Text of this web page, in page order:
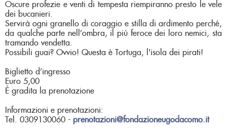
Oscure profezie e venti di tempesta riempiranno presto le vele
dei bucanieri.
Servirà ogni granello di coraggio e stilla di ardimento perché,
da qualche parte nell’ombra, il più feroce dei loro nemici, sta
tramando vendetta.
Possibili guai? Ovvio! Questa è Tortuga, l'isola dei pirati!
Biglietto d’ingresso
Euro 5,00
È gradita la prenotazione
Informazioni e prenotazioni:
Tel. 0309130060 - prenotazioni@fondazioneugodacomo.it